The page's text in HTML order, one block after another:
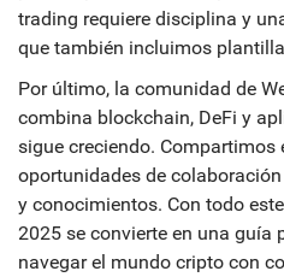
trading requiere disciplina y
que también incluimos
Por último, la comunidad de
combina blockchain, DeFi y
sigue creciendo. Compartimos
oportunidades de
y conocimientos. Con todo
2025 se convierte en una guía
navegar el mundo cripto con